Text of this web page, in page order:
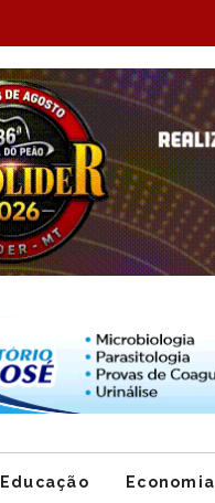
Educação Economia